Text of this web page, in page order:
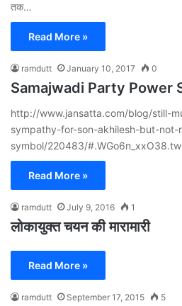
तक…
Read More »
ramdutt January 10, 2017 0
Samajwadi Party Power
http://www.jansatta.com/blog/still-
sympathy-for-son-akhilesh-but-
symbol/220483/
Read More »
ramdutt July 9, 2016 1
लोकायुक्त चयन की मारामारी
Read More »
ramdutt September 17, 2015 5